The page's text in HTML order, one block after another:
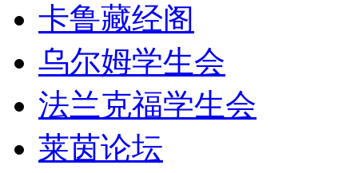
卡鲁藏经阁
乌尔姆学生会
法兰克福学生会
莱茵论坛